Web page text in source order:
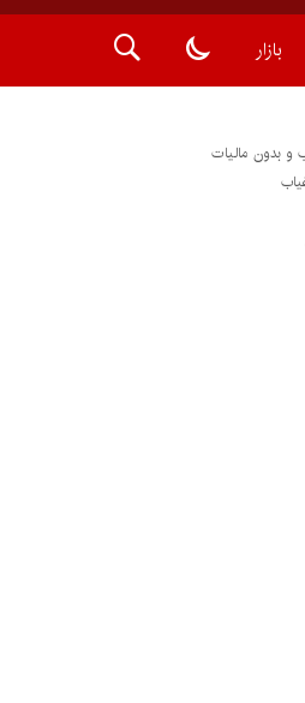
بازار
و بدون مالیات